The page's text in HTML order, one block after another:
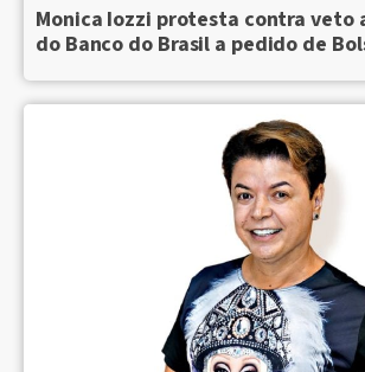
Monica Iozzi protesta contra veto
do Banco do Brasil a pedido de